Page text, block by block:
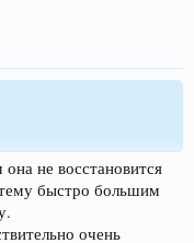
не восстановится
быстро большим
очень